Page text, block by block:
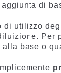
di
di utilizzo
Per
alla base o